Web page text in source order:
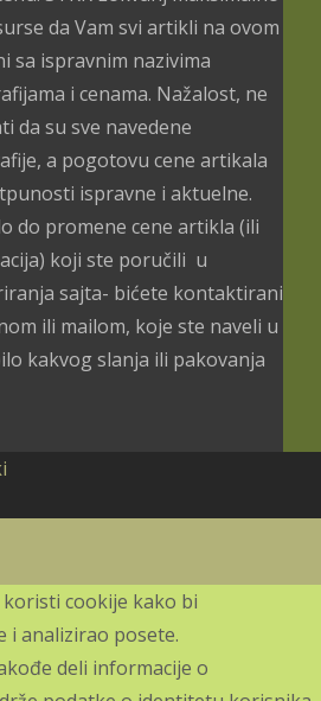
da Vam svi artikli na ovom
sa ispravnim nazivima
i cenama. Nažalost, ne
da su sve navedene
a pogotovu cene artikala
ispravne i aktuelne.
do promene cene artikla (ili
koji ste poručili u
sajta- bićete kontaktirani
ili mailom, koje ste naveli u
kakvog slanja ili pakovanja
koristi cookije kako bi
i analizirao posete.
deli informacije o